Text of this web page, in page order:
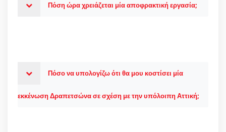
Πόση ώρα χρειάζεται μία αποφρακτική εργασία;
Πόσο να υπολογίζω ότι θα μου κοστίσει μία
εκκένωση Δραπετσώνα σε σχέση με την υπόλοιπη Αττική;